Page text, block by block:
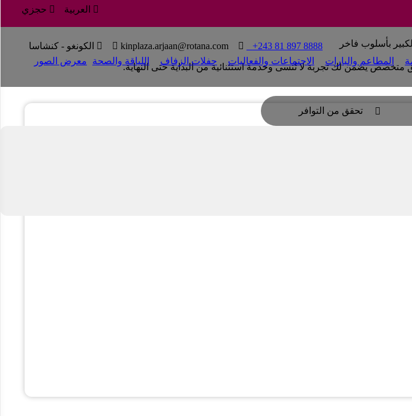
 العربية  حجزي
 +243 81 897 8888
 kinplaza.arjaan@rotana.com

الكونغو - كنشاسا
المطاعم والبارات الاجتماعات والفعاليات حفلات الزفاف اللياقة والصحة معرض الصور
 تحقق من التوافر
بأسلوب فاخر
يضمن لك تجربة لا تُنسى وخدمة استثنائية من البداية حتى النهاية.